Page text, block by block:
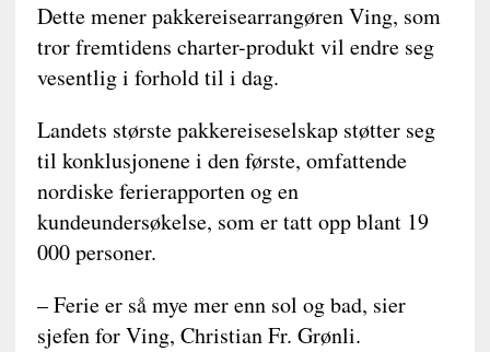
Dette mener pakkereisearrangøren Ving, som
tror fremtidens charter-produkt vil endre seg
vesentlig i forhold til i dag.
Landets største pakkereiseselskap støtter seg
til konklusjonene i den første, omfattende
nordiske ferierapporten og en
kundeundersøkelse, som er tatt opp blant 19
000 personer.
– Ferie er så mye mer enn sol og bad, sier
sjefen for Ving, Christian Fr. Grønli.